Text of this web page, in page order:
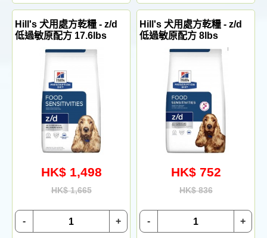
Hill's 犬用處方乾糧 - z/d
低過敏原配方 17.6lbs
HK$ 1,498
HK$ 1,665
+
-
Hill's 犬用處方乾糧 - z/d
低過敏原配方 8lbs
HK$ 752
HK$ 836
+
-